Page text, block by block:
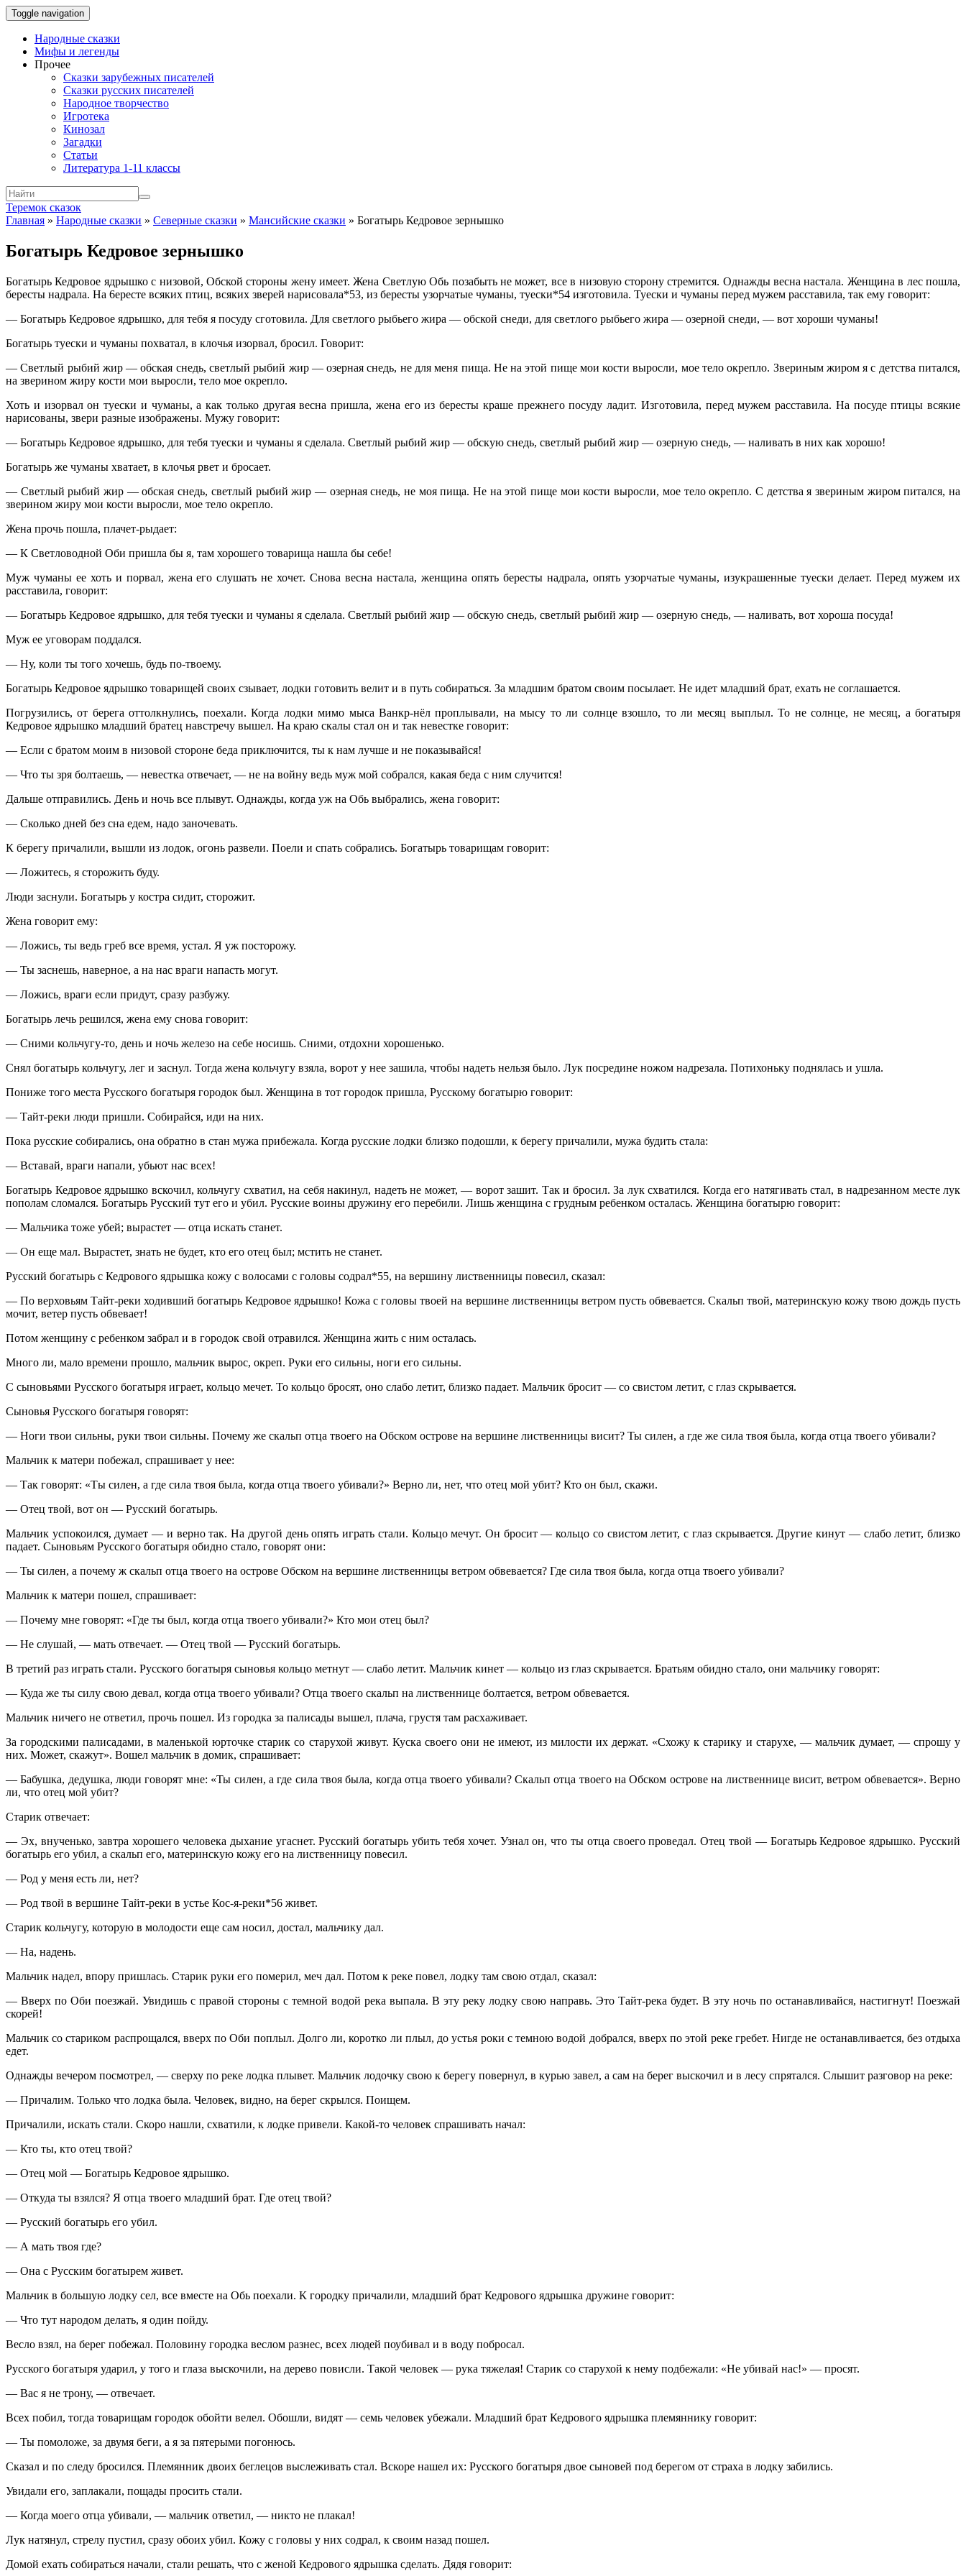
Toggle navigation
Народные сказки
Мифы и легенды
Прочее
Сказки зарубежных писателей
Сказки русских писателей
Народное творчество
Игротека
Кинозал
Загадки
Статьи
Литература 1-11 классы
Теремок сказок
Главная » Народные сказки » Северные сказки » Мансийские сказки » Богатырь Кедровое зернышко
Богатырь Кедровое зернышко
Богатырь Кедровое ядрышко с низовой, Обской стороны жену имеет. Жена Светлую Обь позабыть не может, все в низовую сторону стремится. Однажды весна настала. Женщина в лес пошла,
бересты надрала. На 6ересте всяких птиц, всяких зверей нарисовала*53, из бересты узорчатые чуманы, туески*54 изготовила. Туески и чуманы перед мужем расставила, так ему говорит:
— Богатырь Кедровое ядрышко, для тебя я посуду сготовила. Для светлого рыбьего жира — обской снеди, для светлого рыбьего жира — озерной снеди, — вот хороши чуманы!
Богатырь туески и чуманы похватал, в клочья изорвал, бросил. Говорит:
— Светлый рыбий жир — обская снедь, светлый рыбий жир — озерная снедь, не для меня пища. Не на этой пище мои кости выросли, мое тело окрепло. Звериным жиром я с детства питался,
на зверином жиру кости мои выросли, тело мое окрепло.
Хоть и изорвал он туески и чуманы, а как только другая весна пришла, жена его из бересты краше прежнего посуду ладит. Изготовила, перед мужем расставила. На посуде птицы всякие
нарисованы, звери разные изображены. Мужу говорит:
— Богатырь Кедровое ядрышко, для тебя туески и чуманы я сделала. Светлый рыбий жир — обскую снедь, светлый рыбий жир — озерную снедь, — наливать в них как хорошо!
Богатырь же чуманы хватает, в клочья рвет и бросает.
— Светлый рыбий жир — обская снедь, светлый рыбий жир — озерная снедь, не моя пища. Не на этой пище мои кости выросли, мое тело окрепло. С детства я звериным жиром питался, на
зверином жиру мои кости выросли, мое тело окрепло.
Жена прочь пошла, плачет-рыдает:
— К Светловодной Оби пришла бы я, там хорошего товарища нашла бы себе!
Муж чуманыее хоть и порвал, жена его слушать не хочет. Снова весна настала, женщина опять бересты надрала, опять узорчатыечуманы, изукрашенные туески делает. Перед мужем их
расставила, говорит:
— Богатырь Кедровое ядрышко, для тебя туески и чуманы я сделала. Светлый рыбий жир — обскую снедь, светлый рыбий жир — озерную снедь, — наливать, вот хороша посуда!
Муж ее уговорам поддался.
— Ну, коли ты тогo хочешь, будь по-твоему.
Богатырь Кедровое ядрышко товарищей своих сзывает, лодки готовить велит и в путь собираться. За младшим братом своим посылает. Не идет младший брат, ехать не соглашается.
Погрузились, от берега оттолкнулись, поехали. Когда лодки мимо мыса Ванкр-нёл проплывали, на мысу то ли солнце взошло, то ли месяц выплыл. То не солнце, не месяц, а богатыря
Кедровое ядрышко младший братец навстречу вышел. На краю скалы стал он и так невестке говорит:
— Если с братом моим в низовой стороне беда приключится, ты к нам лучше и не показывайся!
— Что ты зря болтаешь, — невестка отвечает, — не на войну ведь муж мой собрался, какая беда с ним случится!
Дальше отправились. День и ночь все плывут. Однажды, когда уж на Обь выбрались, жена говорит:
— Сколько дней без сна едем, надо заночевать.
К берегу причалили, вышли из лодок, огонь развели. Поели и спать собрались. Богатырь товарищам говорит:
— Ложитесь, я сторожить буду.
Люди заснули. Богатырь у костра сидит, сторожит.
Жена говорит ему:
— Ложись, ты ведь греб все время, устал. Я уж посторожу.
— Ты заснешь, наверное, а на нас враги напасть могут.
— Ложись, враги если придут, сразу разбужу.
Богатырь лечь решился, жена ему снова говорит:
— Сними кольчугу-то, день и ночь железо на себе носишь. Сними, отдохни хорошенько.
Снял богатырь кольчугу, лег и заснул. Тогда жена кольчугу взяла, ворот у нее зашила, чтобы надеть нельзя было. Лук посредине ножом надрезала. Потихоньку поднялась и ушла.
Пониже того места Русского богатыря городок был. Женщина в тот городок пришла, Русскому богатырю говорит:
— Тайт-реки люди пришли. Собирайся, иди на них.
Пока русские собирались, она обратно в стан мужа прибежала. Когда русские лодки близко подошли, к берегу причалили, мужа будить стала:
— Вставай, враги напали, убьют нас всех!
Богатырь Кедровое ядрышко вскочил, кольчугу схватил, на себя накинул, надеть не может, — ворот зашит. Так и бросил. За лук схватился. Когда его натягивать стал, в надрезанном месте лук
пополам сломался. Богатырь Русский тут его и убил. Русские воины дружину его перебили. Лишь женщина с грудным ребенком осталась. Женщина богатырю говорит:
— Мальчика тоже убей; вырастет — отца искать станет.
— Он еще мал. Вырастет, знать не будет, кто его отец был; мстить не станет.
Русский богатырь с Кедрового ядрышка кожу с волосами с головы содрал*55, на вершину лиственницы повесил, сказал:
— По верховьямТайт-реки ходивший богатырь Кедровое ядрышко! Кожа с головы твоей на вершине лиственницы ветром пусть обвевается. Скальп твой, материнскую кожу твою дождь пусть
мочит, ветер пусть обвевает!
Потом женщину с ребенком забрал и в городок свой отравился. Женщина жить с ним осталась.
Много ли, мало времени прошло, мальчик вырос, окреп. Руки его сильны, ноги его сильны.
С сыновьями Русского богатыря играет, кольцо мечет. То кольцо бросят, оно слабо летит, близко падает. Мальчик бросит — со свистом летит, с глаз скрывается.
Сыновья Русского богатыря говорят:
— Ноги твои сильны, руки твои сильны. Почему же скальп отца твоего на Обском острове на вершине лиственницы висит? Ты силен, а где же сила твоя была, когда отца твоего убивали?
Мальчик к матери побежал, спрашивает у нее:
— Так говорят: «Tы силен, а где сила твоя была, когда отца твоего убивали?» Верно ли, нет, что отец мой убит? Кто он был, скажи.
— Отец твой, вот он — Русский богатырь.
Мальчик успокоился, думает — и верно так. На другой день опять играть стали. Кольцо мечут. Он бросит — кольцо со свистом летит, с глаз скрывается. Другие кинут — слабо летит, близко
падает. Сыновьям Русского богатыря обидно стало, говорят они:
— Ты силен, а почему ж скальп отца твоего на острове Обском на вершине лиственницы ветром обвевается? Где сила твоя была, когда отца твоего убивали?
Мальчик к матери пошел, спрашивает:
— Почему мне говорят: «Где ты был, когда отца твоего убивали?» Кто мои отец был?
— Не слушай, — мать отвечает. — Отец твой — Русский богатырь.
В третий раз играть стали. Русского богатыря сыновья кольцо метнут — слабо летит. Мальчик кинет — кольцо из глаз скрывается. Братьям обидно стало, они мальчику говорят:
— Куда же ты силу свою девал, когда отца твоего убивали? Отца твоего скальп на лиственнице болтается, ветром обвевается.
Мальчик ничего не ответил, прочь пошел. Из городка за палисады вышел, плача, грустя там расхаживает.
За городскими палисадами, в маленькойюрточке старик со старухой живут. Куска своего они не имеют, из милости их держат. «Схожу к старику и старухе, — мальчик думает, — спрошу у
них. Может, скажут». Вошел мальчик в домик, спрашивает:
— Бабушка, дедушка, люди говорят мне: «Ты силен, а где сила твоя была, когда отца твоего убивали? Скальп отца твоего на Обском острове на лиственнице висит, ветром обвевается». Верно
ли, что отец мой убит?
Старик отвечает:
— Эх, внученько, завтра хорошего человека дыхание угаснет. Русский богатырь убить тебя хочет. Узнал он, что ты отца своего проведал. Отец твой — Богатырь Кедровое ядрышко. Русский
богатырь его убил, а скальп его, материнскую кожу его на лиственницу повесил.
— Род у меня есть ли, нет?
— Род твой в вершине Тайт-реки в устье Кос-я-реки*56 живет.
Старик кольчугу, которую в молодости еще сам носил, достал, мальчику дал.
— На, надень.
Мальчик надел, впору пришлась. Старик руки его померил, меч дал. Потом к реке повел, лодку там свою отдал, сказал:
— Вверх по Оби поезжай. Увидишь с правой стороны с темной водой река выпала. В эту реку лодку свою направь. Это Тайт-река будет. В эту ночь по останавливайся, настигнут! Поезжай
скорей!
Мальчик со стариком распрощался, вверх по Оби поплыл. Долго ли, коротко ли плыл, до устья роки с темною водой добрался, вверх по этой реке гребет. Нигде не останавливается, без отдыха
едет.
Однажды вечером посмотрел, — сверху по реке лодка плывет. Мальчик лодочку свою к берегу повернул, в курью завел, а сам на берег выскочил и в лесу спрятался. Слышит разговор на реке:
— Причалим. Только что лодка была. Человек, видно, на берег скрылся. Поищем.
Причалили, искать стали. Скоро нашли, схватили, к лодке привели. Какой-то человек спрашивать начал:
— Кто ты, кто отец твой?
— Отец мой — Богатырь Кедровое ядрышко.
— Откуда ты взялся? Я отца твоего младший брат. Где отец твой?
— Русский богатырь его убил.
— А мать твоя где?
— Она с Русским богатырем живет.
Мальчик в большую лодку сел, все вместе на Обь поехали. К городку причалили, младший брат Кедрового ядрышка дружине говорит:
— Что тут народом делать, я один пойду.
Весло взял, на берег побежал. Половину городка веслом разнес, всех людей поубивал и в воду побросал.
Русского богатыря ударил, у того и глаза выскочили, на дерево повисли. Такой человек — рука тяжелая! Старик со старухой к нему подбежали: «Не убивай нас!» — просят.
— Вас я не трону, — отвечает.
Всех побил, тогда товарищам городок обойти велел. Обошли, видят — семь человек убежали. Младший брат Кедрового ядрышка племяннику говорит:
— Ты помоложе, за двумя беги, а я за пятерыми погонюсь.
Сказал и по следу бросился. Племянник двоих беглецов выслеживать стал. Вскоре нашел их: Русского богатыря двое сыновей под берегом от страха в лодку забились.
Увидали его, заплакали, пощады просить стали.
— Когда моего отца убивали, — мальчик ответил, — никто не плакал!
Лук натянул, стрелу пустил, сразу обоих убил. Кожу с головы у них содрал, к своим назад пошел.
Домой ехать собираться начали, стали решать, что с женой Кедрового ядрышка сделать. Дядя говорит: